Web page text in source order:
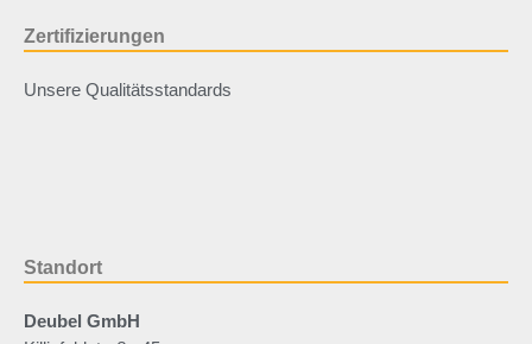
Zertifizierungen
Unsere Qualitätsstandards
Standort
Deubel GmbH